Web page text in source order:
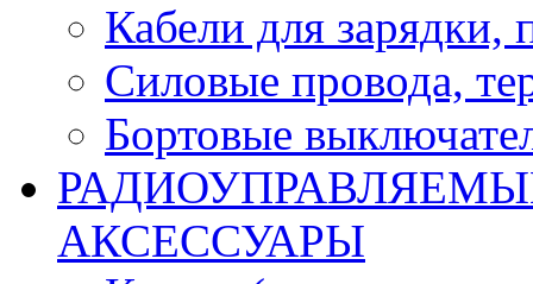
Кабели для зарядки,
Силовые провода,
Бортовые
АКСЕССУАРЫ